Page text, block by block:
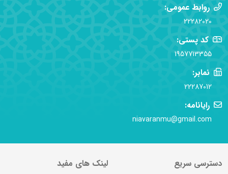
روابط عمومی:
22282020
کد پستی:
1957713355
نمابر:
22287012
رایانامه:
niavaranmu@gmail.com
دسترسی سریع لینک های مفید